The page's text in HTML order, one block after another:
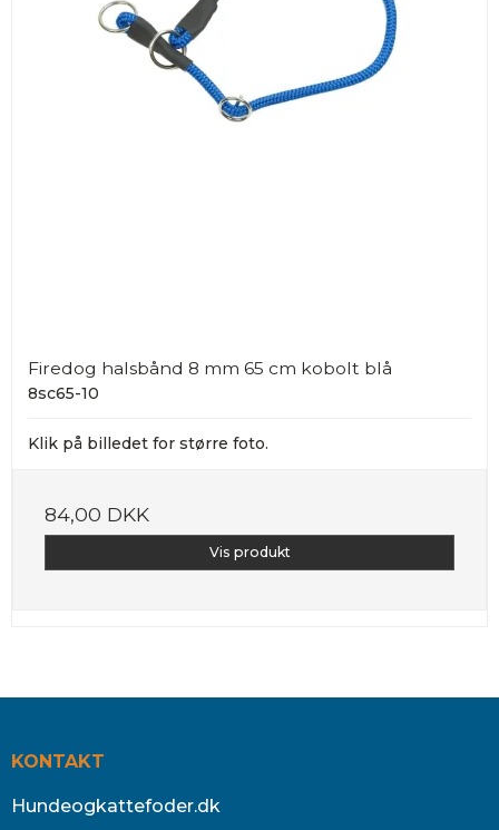
Firedog halsbånd 8 mm 65 cm kobolt blå
8sc65-10
Klik på billedet for større foto.
84,00 DKK
Vis produkt
KONTAKT
Hundeogkattefoder.dk